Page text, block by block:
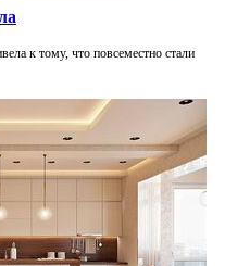
к тому, что повсеместно стали